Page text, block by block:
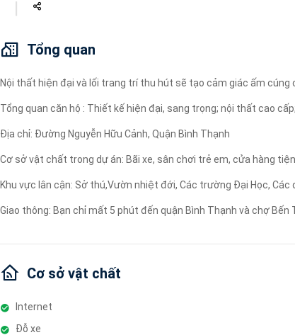
Tổng quan
Nội thất hiện đại và lối trang trí thu hút sẽ tạo cảm giác ấm cúng
Tổng quan căn hộ : Thiết kế hiện đại, sang trọng; nội thất cao
Địa chỉ: Đường Nguyễn Hữu Cảnh, Quận Bình Thạnh
Cơ sở vật chất trong dự án: Bãi xe, sân chơi trẻ em, cửa hàng
Khu vực lân cận: Sở thú,Vườn nhiệt đới, Các trường Đại Học,
Giao thông: Bạn chỉ mất 5 phút đến quận Bình Thạnh và chợ Bến
Cơ sở vật chất
Internet
Đỗ xe